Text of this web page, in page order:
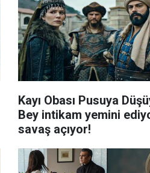
Kayı Obası Pusuya
Bey intikam yemini
savaş açıyor!